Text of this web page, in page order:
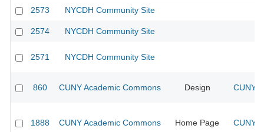
2573 NYCDH Community Site
2574 NYCDH Community Site
2571 NYCDH Community Site
860 CUNY Academic Commons Design CUNY
1888 CUNY Academic Commons Home Page CUNY